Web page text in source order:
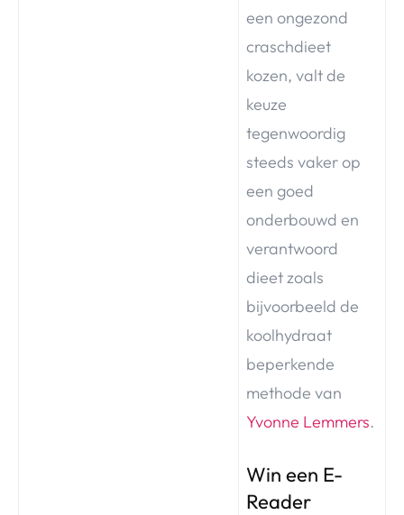
een ongezond
craschdieet
kozen, valt de
keuze
tegenwoordig
steeds vaker op
een goed
onderbouwd en
verantwoord
dieet zoals
bijvoorbeeld de
koolhydraat
beperkende
methode van
Yvonne Lemmers.
Win een E-
Reader